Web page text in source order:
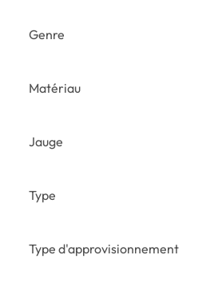
Genre
Matériau
Jauge
Type
Type d'approvisionnement